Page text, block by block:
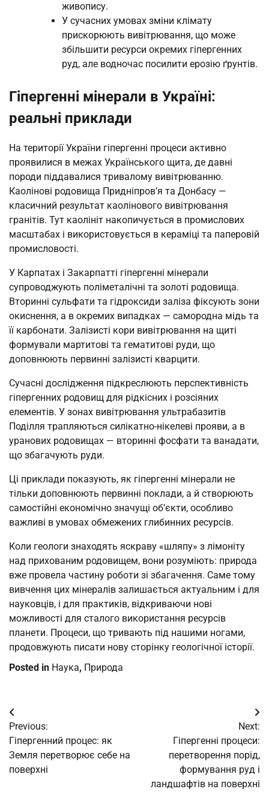
живопису.
У сучасних умовах зміни клімату
прискорюють вивітрювання, що може
збільшити ресурси окремих гіпергенних
руд, але водночас посилити ерозію ґрунтів.
Гіпергенні мінерали в Україні:
реальні приклади
На території України гіпергенні процеси активно
проявилися в межах Українського щита, де давні
породи піддавалися тривалому вивітрюванню.
Каолінові родовища Придніпров’я та Донбасу —
класичний результат каолінового вивітрювання
гранітів. Тут каолініт накопичується в промислових
масштабах і використовується в кераміці та паперовій
промисловості.
У Карпатах і Закарпатті гіпергенні мінерали
супроводжують поліметалічні та золоті родовища.
Вторинні сульфати та гідроксиди заліза фіксують зони
окиснення, а в окремих випадках — самородна мідь та
її карбонати. Залізисті кори вивітрювання на щиті
формували мартитові та гематитові руди, що
доповнюють первинні залізисті кварцити.
Сучасні дослідження підкреслюють перспективність
гіпергенних родовищ для рідкісних і розсіяних
елементів. У зонах вивітрювання ультрабазитів
Поділля трапляються силікатно-нікелеві прояви, а в
уранових родовищах — вторинні фосфати та ванадати,
що збагачують руди.
Ці приклади показують, як гіпергенні мінерали не
тільки доповнюють первинні поклади, а й створюють
самостійні економічно значущі об’єкти, особливо
важливі в умовах обмежених глибинних ресурсів.
Коли геологи знаходять яскраву «шляпу» з лімоніту
над прихованим родовищем, вони розуміють: природа
вже провела частину роботи зі збагачення. Саме тому
вивчення цих мінералів залишається актуальним і для
науковців, і для практиків, відкриваючи нові
можливості для сталого використання ресурсів
планети. Процеси, що тривають під нашими ногами,
продовжують писати нову сторінку геологічної історії.
Posted in Наука, Природа
Post
navigation
Previous:
Гіпергенний процес: як
Земля перетворює себе на
поверхні
Next:
Гіпергенні процеси:
перетворення порід,
формування руд і
ландшафтів на поверхні